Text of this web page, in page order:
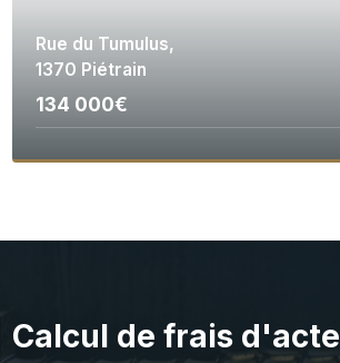
Rue du Tumulus,
1370 Piétrain
134 000€
Calcul de frais d'acte